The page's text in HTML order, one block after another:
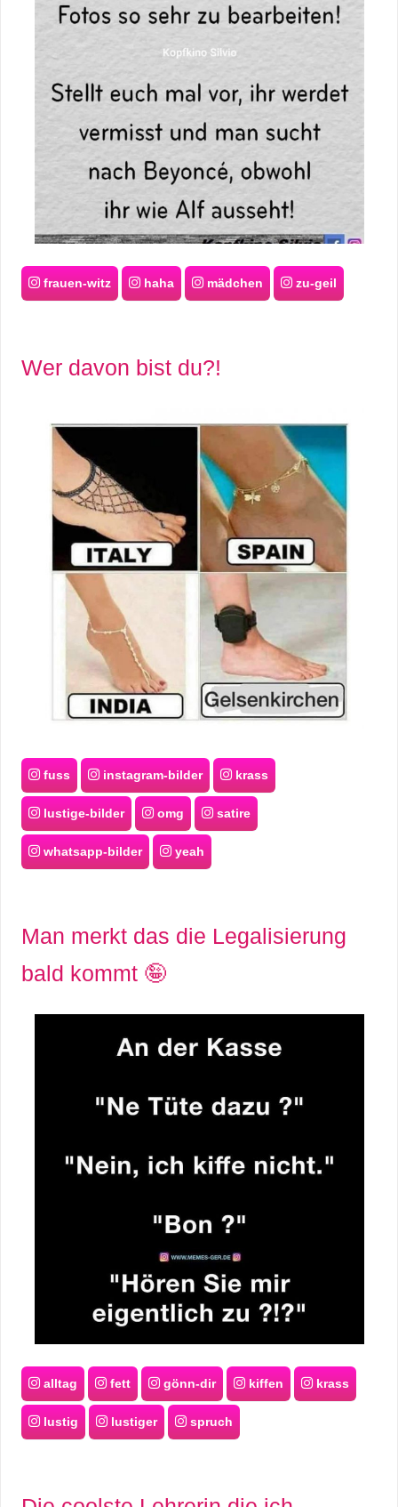
frauen-witz haha mädchen zu-geil
Wer davon bist du?!
fuss instagram-bilder krass
lustige-bilder omg satire
whatsapp-bilder yeah
Man merkt das die Legalisierung
bald kommt 🤪
alltag fett gönn-dir kiffen krass
lustig lustiger spruch